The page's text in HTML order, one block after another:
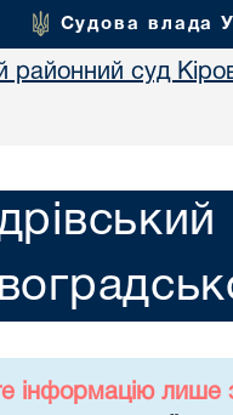
Судова влада
районний суд
інформацію лише